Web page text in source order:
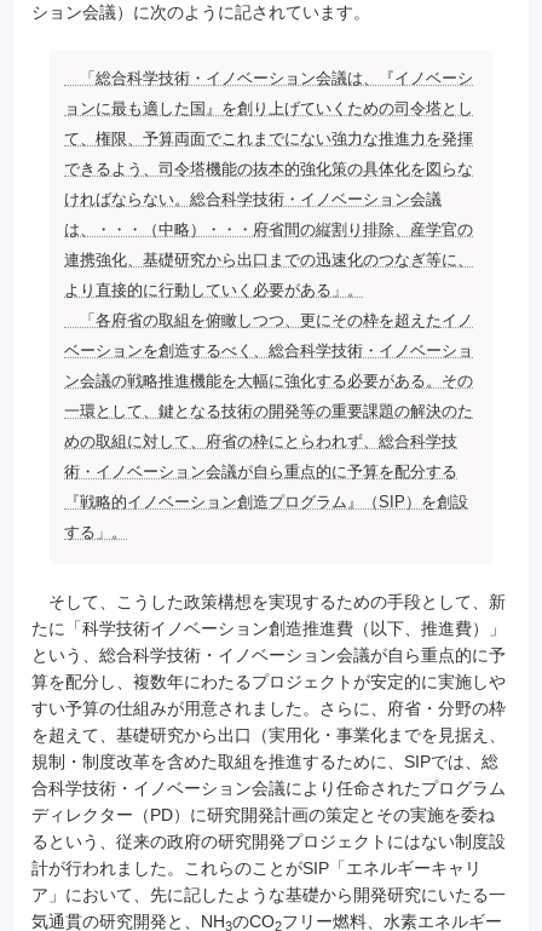
ション会議）に次のように記されています。
「総合科学技術・イノベーション会議は、『イノベーシ
ョンに最も適した国』を創り上げていくための司令塔とし
て、権限、予算両面でこれまでにない強力な推進力を発揮
できるよう、司令塔機能の抜本的強化策の具体化を図らな
ければならない。総合科学技術・イノベーション会議
は、・・・（中略）・・・府省間の縦割り排除、産学官の
連携強化、基礎研究から出口までの迅速化のつなぎ等に、
より直接的に行動していく必要がある」。
「各府省の取組を俯瞰しつつ、更にその枠を超えたイノ
ベーションを創造するべく、総合科学技術・イノベーショ
ン会議の戦略推進機能を大幅に強化する必要がある。その
一環として、鍵となる技術の開発等の重要課題の解決のた
めの取組に対して、府省の枠にとらわれず、総合科学技
術・イノベーション会議が自ら重点的に予算を配分する
『戦略的イノベーション創造プログラム』（SIP）を創設
する」。
そして、こうした政策構想を実現するための手段として、新
たに「科学技術イノベーション創造推進費（以下、推進費）」
という、総合科学技術・イノベーション会議が自ら重点的に予
算を配分し、複数年にわたるプロジェクトが安定的に実施しや
すい予算の仕組みが用意されました。さらに、府省・分野の枠
を超えて、基礎研究から出口（実用化・事業化までを見据え、
規制・制度改革を含めた取組を推進するために、SIPでは、総
合科学技術・イノベーション会議により任命されたプログラム
ディレクター（PD）に研究開発計画の策定とその実施を委ね
るという、従来の政府の研究開発プロジェクトにはない制度設
計が行われました。これらのことがSIP「エネルギーキャリ
ア」において、先に記したような基礎から開発研究にいたる一
気通貫の研究開発と、NH3のCO2フリー燃料、水素エネルギー